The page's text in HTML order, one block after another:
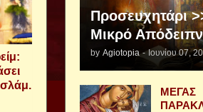
Προσευχητάρι
Μικρό
by Agiotopia - Ιουνίου 07,
ΜΕΓΑΣ